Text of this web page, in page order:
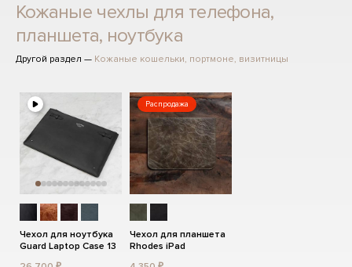
Кожаные чехлы для телефона,
планшета, ноутбука
Другой раздел — Кожаные кошельки, портмоне, визитницы
Чехол для ноутбука
Guard Laptop Case 13
Распродажа
Чехол для планшета
Rhodes iPad